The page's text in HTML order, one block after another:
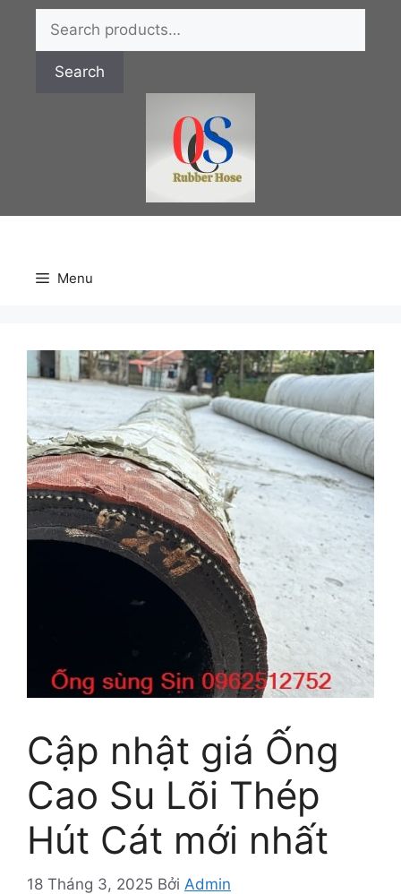
Chuyển
for:
Search
Menu
Cập nhật giá Ống
Cao Su Lõi Thép
Hút Cát mới nhất
18 Tháng 3, 2025 Bởi Admin